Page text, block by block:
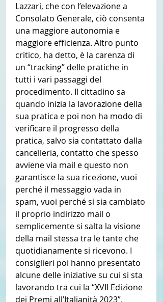
Lazzari, che con l’elevazione a
Consolato Generale, ciò consenta
una maggiore autonomia e
maggiore efficienza. Altro punto
critico, ha detto, è la carenza di
un “tracking” delle pratiche in
tutti i vari passaggi del
procedimento. Il cittadino sa
quando inizia la lavorazione della
sua pratica e poi non ha modo di
verificare il progresso della
pratica, salvo sia contattato dalla
cancelleria, contatto che spesso
avviene via mail e questo non
garantisce la sua ricezione, vuoi
perché il messaggio vada in
spam, vuoi perché si sia cambiato
il proprio indirizzo mail o
semplicemente si salta la visione
della mail stessa tra le tante che
quotidianamente si ricevono. I
consiglieri poi hanno presentato
alcune delle iniziative su cui si sta
lavorando tra cui la “XVII Edizione
dei Premi all’Italianità 2023”.